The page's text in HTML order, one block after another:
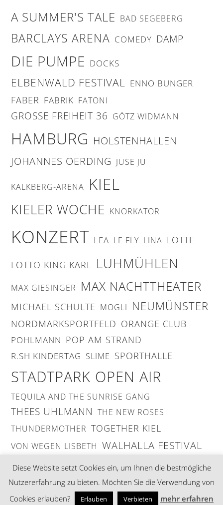
A SUMMER'S TALE BAD SEGEBERG
BARCLAYS ARENA COMEDY DAMP
DIE PUMPE DOCKS
ELBENWALD FESTIVAL ENNO BUNGER
FABER FABRIK FATONI
GROSSE FREIHEIT 36 GÖTZ WIDMANN
HAMBURG HOLSTENHALLEN
JOHANNES OERDING JUSE JU
KALKBERG-ARENA KIEL
KIELER WOCHE KNORKATOR
KONZERT LEA LE FLY LINA LOTTE
LOTTO KING KARL LUHMÜHLEN
MAX GIESINGER MAX NACHTTHEATER
MICHAEL SCHULTE MOGLI NEUMÜNSTER
NORDMARKSPORTFELD ORANGE CLUB
POHLMANN POP AM STRAND
R.SH KINDERTAG SLIME SPORTHALLE
STADTPARK OPEN AIR
TEQUILA AND THE SUNRISE GANG
THEES UHLMANN THE NEW ROSES
THUNDERMOTHER TOGETHER KIEL
VON WEGEN LISBETH WALHALLA FESTIVAL
Diese Website setzt Cookies ein, um Ihnen die bestmögliche
Nutzererfahrung zu bieten. Möchten Sie die Verwendung von
Cookies erlauben?
Erlauben Verbieten mehr erfahren